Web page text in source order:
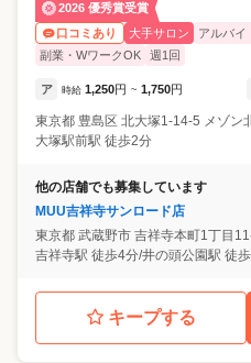
2026 優秀賞受賞
口コミあり
大手サロン アルバイ
副業・WワークOK
週1回
ア 時給 1,250円 ~ 1,750円
東京都 豊島区 北大塚1-14-5 メゾン
大塚駅前駅 徒歩2分
他の店舗でも募集しています
MUU吉祥寺サンロード店
東京都 武蔵野市 吉祥寺本町1丁目
吉祥寺駅 徒歩4分/井の頭公園駅 徒
キープする